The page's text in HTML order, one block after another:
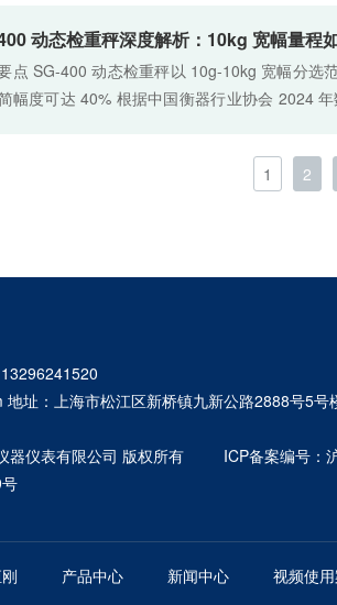
动态检重秤深度解析：10kg 宽幅量程
点 SG-400 动态检重秤以 10g-10kg 宽幅分选
幅度可达 40% 根据中国衡器行业协会 2024
1 2
址：上海市松江区新桥镇九新公路2888号5号
器仪表有限公司 版权所有 ICP备案编号：
产品中心 新闻中心 视频使